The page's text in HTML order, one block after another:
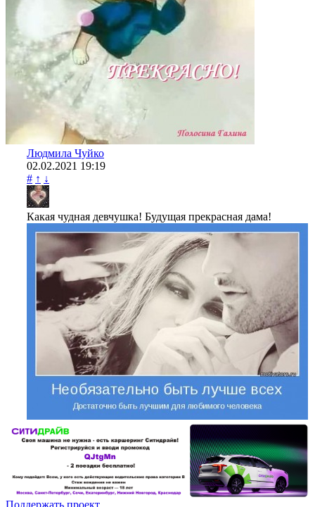
Людмила Чуйко
02.02.2021 19:19
# ↑ ↓
Какая чудная девчушка! Будущая прекрасная дама!
Поддержать проект